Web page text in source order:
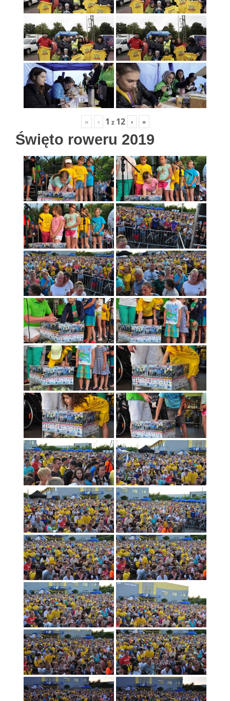
« ‹ 1 z 12 › »
Święto roweru 2019